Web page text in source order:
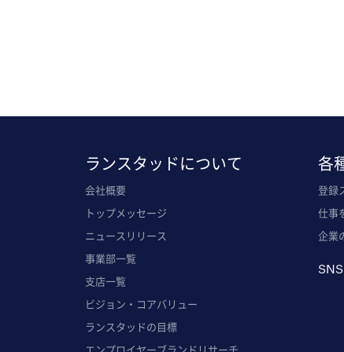
ランスタッドについて
会社概要
トップメッセージ
ニュースリリース
事業部一覧
支店一覧
ビジョン・コアバリュー
ランスタッドの目標
各
登録
仕事
企業